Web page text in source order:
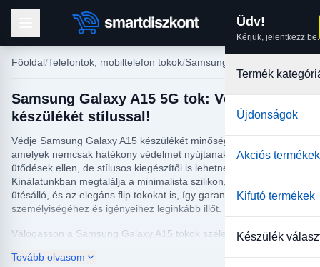
Üdv!
Kérjük, jelentkezz be.
Termék
Újdonságok
Akciós termékek
Kifutó termékek
Készülék
Főoldal Telefontok, mobiltelefon tokok Samsung tokok
Samsung Galaxy A15 5G tok: Védje
készülékét stílussal!
Védje Samsung Galaxy A15 készülékét minőségi tokjainkkal,
amelyek nemcsak hatékony védelmet nyújtanak a karcolások és
ütődések ellen, de stílusos kiegészítői is lehetnek telefonjának.
Kínálatunkban megtalálja a minimalista szilikon, a strapabíró
ütésálló, és az elegáns flip tokokat is, így garantáltan megtalálja a
személyiségéhez és igényeihez leginkább illőt.
Válogasson a Samsung Galaxy A15 tokok széles választékából,
kiszállítással biztosítjuk, hogy a kiválasztott termék a lehető
Tovább olvasom